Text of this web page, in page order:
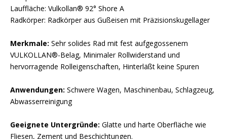
Lauffläche: Vulkollan® 92° Shore A
Radkörper: Radkörper aus Gußeisen mit Präzisionskugellager
Merkmale: Sehr solides Rad mit fest aufgegossenem
VULKOLLAN®-Belag, Minimaler Rollwiderstand und
hervorragende Rolleigenschaften, Hinterläßt keine Spuren
Anwendungen: Schwere Wagen, Maschinenbau, Schlagzeug,
Abwasserreinigung
Geeignete Untergründe: Glatte und harte Oberfläche wie
Fliesen, Zement und Beschichtungen.